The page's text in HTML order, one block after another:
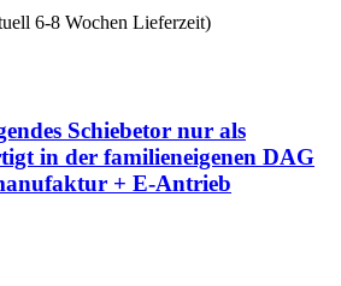
6-8 Wochen Lieferzeit)
Schiebetor nur als
in der familieneigenen DAG
+ E-Antrieb